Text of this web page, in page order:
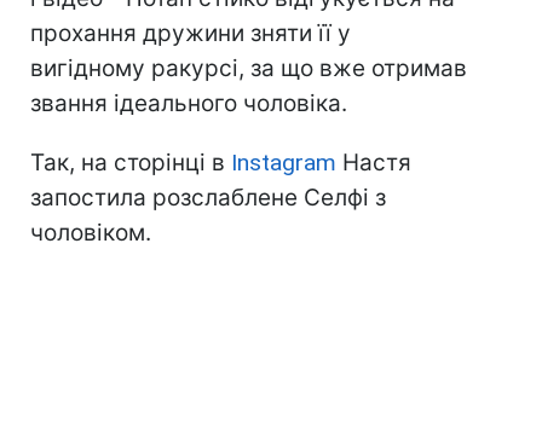
прохання дружини зняти її у
вигідному ракурсі, за що вже отримав
звання ідеального чоловіка.
Так, на сторінці в Instagram Настя
запостила розслаблене Селфі з
чоловіком.